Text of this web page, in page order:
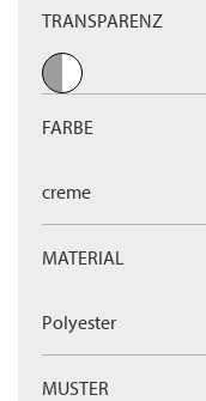
TRANSPARENZ
FARBE
creme
MATERIAL
Polyester
MUSTER